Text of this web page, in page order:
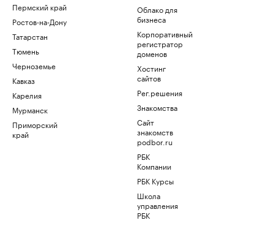
Пермский край
Ростов-на-Дону
Татарстан
Тюмень
Черноземье
Кавказ
Карелия
Мурманск
Приморский
край
Облако для
бизнеса
Корпоративный
регистратор
доменов
Хостинг
сайтов
Рег.решения
Знакомства
Сайт
знакомств
podbor.ru
РБК
Компании
РБК Курсы
Школа
управления
РБК